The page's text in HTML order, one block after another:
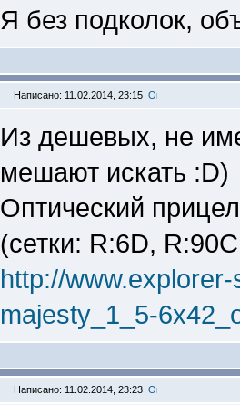
Я без подколок,
Написано: 11.02.2014, 23:15
Из дешевых, не
мешают искать :D)
Оптический
(сетки: R:6D,
http://
majesty_1_5-
Написано: 11.02.2014, 23:23